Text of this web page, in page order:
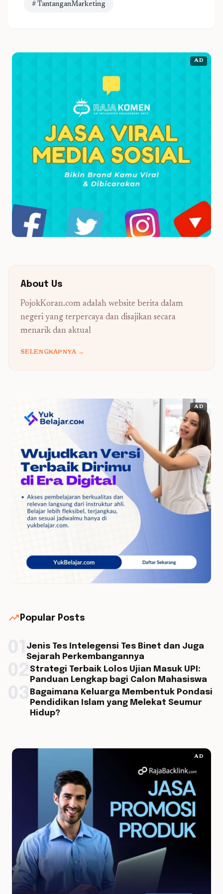
# TantanganMarketing
AD
About Us
PojokKoran.com adalah website berita dalam
negeri yang terpercaya dan disajikan secara
menarik dan aktual
SELENGKAPNYA →
AD
trending_up Popular Posts
Jenis Tes Intelegensi Tes Binet dan Juga
Sejarah Perkembangannya
Strategi Terbaik Lolos Ujian Masuk UPI:
Panduan Lengkap bagi Calon Mahasiswa
Bagaimana Keluarga Membentuk Pondasi
Pendidikan Islam yang Melekat Seumur
Hidup?
AD